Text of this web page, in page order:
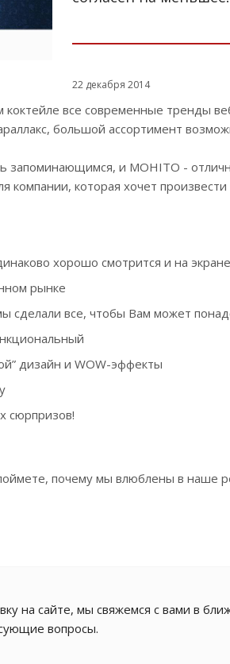
22 декабря 2014
коктейле все современные тренды
большой ассортимент
запоминающимся, и MOHITO -
компании, которая хочет
хорошо смотрится и на
рынке
сделали все, чтобы Вам может
дизайн и WOW-эффекты
сюрпризов!
почему мы влюблены в наше
на сайте, мы свяжемся с вами в
вопросы.